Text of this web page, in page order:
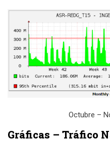
Octubre –
Gráficas – Tráfico